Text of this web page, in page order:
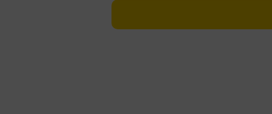
昨年のニューヨーク公演では18
た。異国の地で現地の観客を沸か